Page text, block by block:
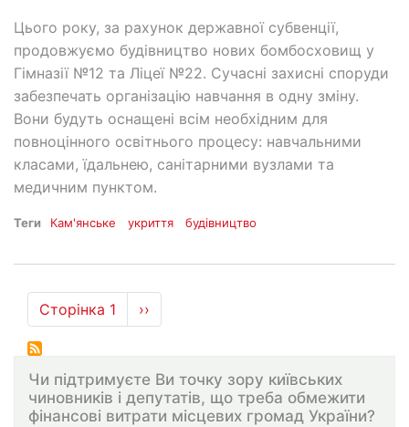
Цього року, за рахунок державної субвенції,
продовжуємо будівництво нових бомбосховищ у
Гімназії №12 та Ліцеї №22. Сучасні захисні споруди
забезпечать організацію навчання в одну зміну.
Вони будуть оснащені всім необхідним для
повноцінного освітнього процесу: навчальними
класами, їдальнею, санітарними вузлами та
медичним пунктом.
Теги Кам'янське укриття будівництво
Розбивка
на
сторінки
Сторінка 1
Наступна
сторінка
››
Чи підтримуєте Ви точку зору київських
чиновників і депутатів, що треба обмежити
фінансові витрати місцевих громад України?